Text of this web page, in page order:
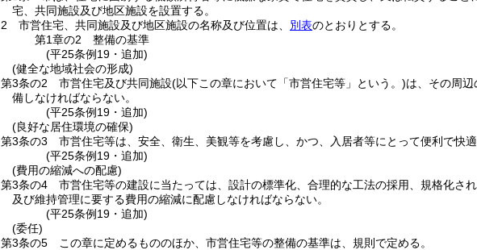
宅、共同施設及び地区施設を設置する。
2
市営住宅、共同施設及び地区施設の名称及び位置は、 別表のとおりとする。
第1章の2
整備の基準
(平25条例19・追加)
(健全な地域社会の形成)
第3条の2
市営住宅及び共同施設(以下この章において「市営住宅等」という。)は、その周
備しなければならない。
(平25条例19・追加)
(良好な居住環境の確保)
第3条の3
市営住宅等は、安全、衛生、美観等を考慮し、かつ、入居者等にとって便利で快
(平25条例19・追加)
(費用の縮減への配慮)
第3条の4
市営住宅等の建設に当たっては、設計の標準化、合理的な工法の採用、規格化さ
及び維持管理に要する費用の縮減に配慮しなければならない。
(平25条例19・追加)
(委任)
第3条の5
この章に定めるもののほか、市営住宅等の整備の基準は、規則で定める。